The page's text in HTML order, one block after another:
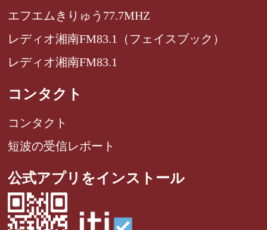
エフエムきりゅう77.7MHZ
レディオ湘南FM83.1（フェイスブック）
レディオ湘南FM83.1
コンタクト
コンタクト
短波の受信レポート
公式アプリをインストール